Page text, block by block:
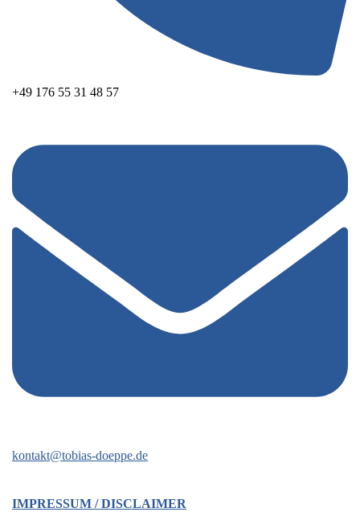
+49 176 55 31 48 57
kontakt@tobias-doeppe.de
IMPRESSUM / DISCLAIMER